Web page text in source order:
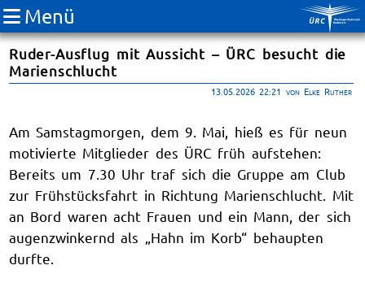
Menü
Ruder-Ausflug mit Aussicht – ÜRC besucht die
Marienschlucht
13.05.2026 22:21 von Elke Ruther
Am Samstagmorgen, dem 9. Mai, hieß es für neun
motivierte Mitglieder des ÜRC früh aufstehen:
Bereits um 7.30 Uhr traf sich die Gruppe am Club
zur Frühstücksfahrt in Richtung Marienschlucht. Mit
an Bord waren acht Frauen und ein Mann, der sich
augenzwinkernd als „Hahn im Korb“ behaupten
durfte.